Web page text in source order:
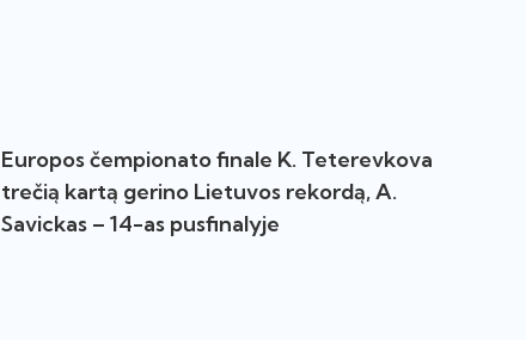
Europos čempionato finale K. Teterevkova
trečią kartą gerino Lietuvos rekordą, A.
Savickas – 14-as pusfinalyje